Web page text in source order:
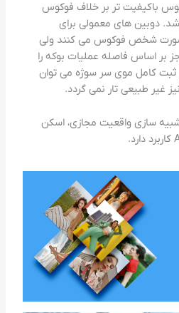
باکیفیت تر بر خلاف فوکوس
دوبین های معمولی برای
صورت شخص فوکوس می کنند ولی
بر اساس فاصله عملیات بوکه را
ثبت کامل موی سر سوژه می توان
غیر طبیعی تار نمی گردد.
سازی واقعیت مجازی، اسکن